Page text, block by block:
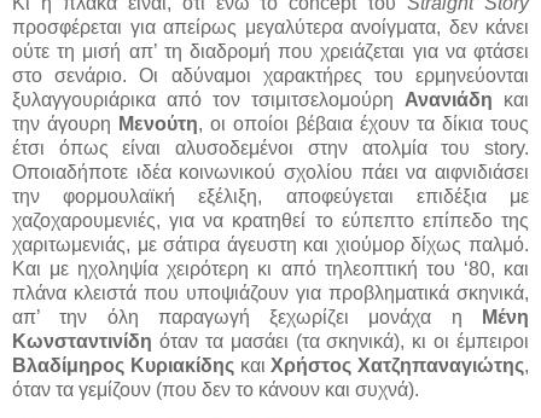
προσφέρεται για απείρως μεγαλύτερα ανοίγματα, δεν κάνει
ούτε τη μισή απ’ τη διαδρομή που χρειάζεται για να φτάσει
στο σενάριο. Οι αδύναμοι χαρακτήρες του ερμηνεύονται
ξυλαγγουριάρικα από τον τσιμιτσελομούρη Ανανιάδη και
την άγουρη Μενούτη, οι οποίοι βέβαια έχουν τα δίκια τους
έτσι όπως είναι αλυσοδεμένοι στην ατολμία του story.
Οποιαδήποτε ιδέα κοινωνικού σχολίου πάει να αιφνιδιάσει
την φορμουλαϊκή εξέλιξη, αποφεύγεται επιδέξια με
χαζοχαρουμενιές, για να κρατηθεί το εύπεπτο επίπεδο της
χαριτωμενιάς, με σάτιρα άγευστη και χιούμορ δίχως παλμό.
Και με ηχοληψία χειρότερη κι από τηλεοπτική του ‘80, και
πλάνα κλειστά που υποψιάζουν για προβληματικά σκηνικά,
απ’ την όλη παραγωγή ξεχωρίζει μονάχα η
Μένη
Κωνσταντινίδη όταν τα μασάει (τα σκηνικά), κι οι έμπειροι
Βλαδίμηρος Κυριακίδης καιΧρήστος Χατζηπαναγιώτης,
όταν τα γεμίζουν (που δεν το κάνουν και συχνά).